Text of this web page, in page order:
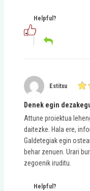
Helpful?
Estitxu
Denek egin
Attune proiektua
daitezke. Hala ere,
Galdetegiak egin
behar zenuen. Urari
zegoenik iruditu.
Helpful?